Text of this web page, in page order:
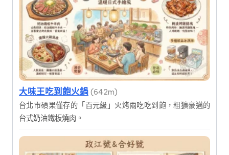
大味王吃到飽火鍋 (642m)
台北市碩果僅存的「百元級」火烤兩吃吃到飽，粗獷豪邁的
台式奶油鐵板燒肉。